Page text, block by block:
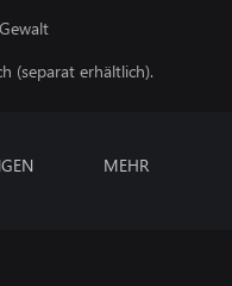
(separat erhältlich).
MEHR